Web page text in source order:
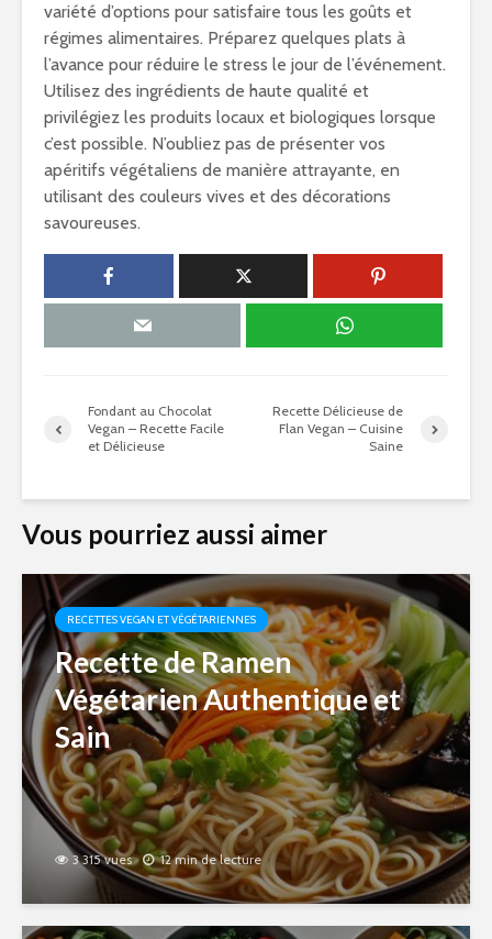
variété d’options pour satisfaire tous les goûts et
régimes alimentaires. Préparez quelques plats à
l’avance pour réduire le stress le jour de l’événement.
Utilisez des ingrédients de haute qualité et
privilégiez les produits locaux et biologiques lorsque
c’est possible. N’oubliez pas de présenter vos
apéritifs végétaliens de manière attrayante, en
utilisant des couleurs vives et des décorations
savoureuses.
Fondant au Chocolat
Vegan – Recette Facile
et Délicieuse
Recette Délicieuse de
Flan Vegan – Cuisine
Saine
Vous pourriez aussi aimer
RECETTES VEGAN ET VÉGÉTARIENNES
Recette de Ramen
Végétarien Authentique et
Sain
3 315 vues 12 min de lecture